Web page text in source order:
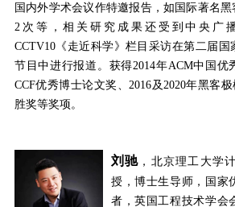
国内外学术会议作特邀报告，如国际著名黑
2 次等，相关研究成果还受到中央广
CCTV10《走近科学》栏目采访在第二届国
节目中进行报道。获得2014年ACM中国优
CCF优秀博士论文奖、 2016及 2020年黑客
胜奖等奖项。
刘驰 ，北京理工大学
授，博士生导师，国家
者，英国工程技术学会